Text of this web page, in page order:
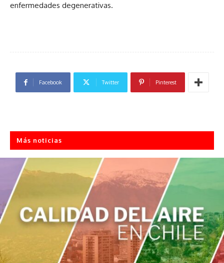
enfermedades degenerativas.
Facebook Twitter Pinterest
Más noticias